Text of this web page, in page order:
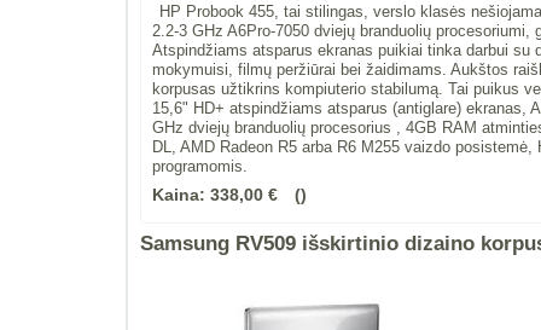
HP Probook 455, tai stilingas, verslo klasės
2.2-3 GHz A6Pro-7050 dviejų branduolių
Atspindžiams atsparus ekranas puikiai tinka darbui
mokymuisi, filmų peržiūrai bei žaidimams. Aukštos
korpusas užtikrins kompiuterio stabilumą. Tai puikus
15,6" HD+ atspindžiams atsparus (antiglare) ekranas,
GHz dviejų branduolių procesorius , 4GB RAM
DL, AMD Radeon R5 arba R6 M255 vaizdo
programomis.
Kaina: 338,00 €
Samsung RV509 išskirtinio dizaino